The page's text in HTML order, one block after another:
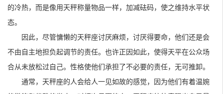
的冷热，而是像用天秤称量物品一样，加减砝码，使之维持水平状
态。
因此，尽管慵懒的天秤座讨厌麻烦，讨厌得要命，他们还是会
不由自主地担负起调节的责任。也许正因如此，使得天平在公众场
合从未放松过自己。性格使他们承担了不必要的责任，无可推卸。
通常，天秤座的人会给人一见如故的感觉，因为他们有着温婉